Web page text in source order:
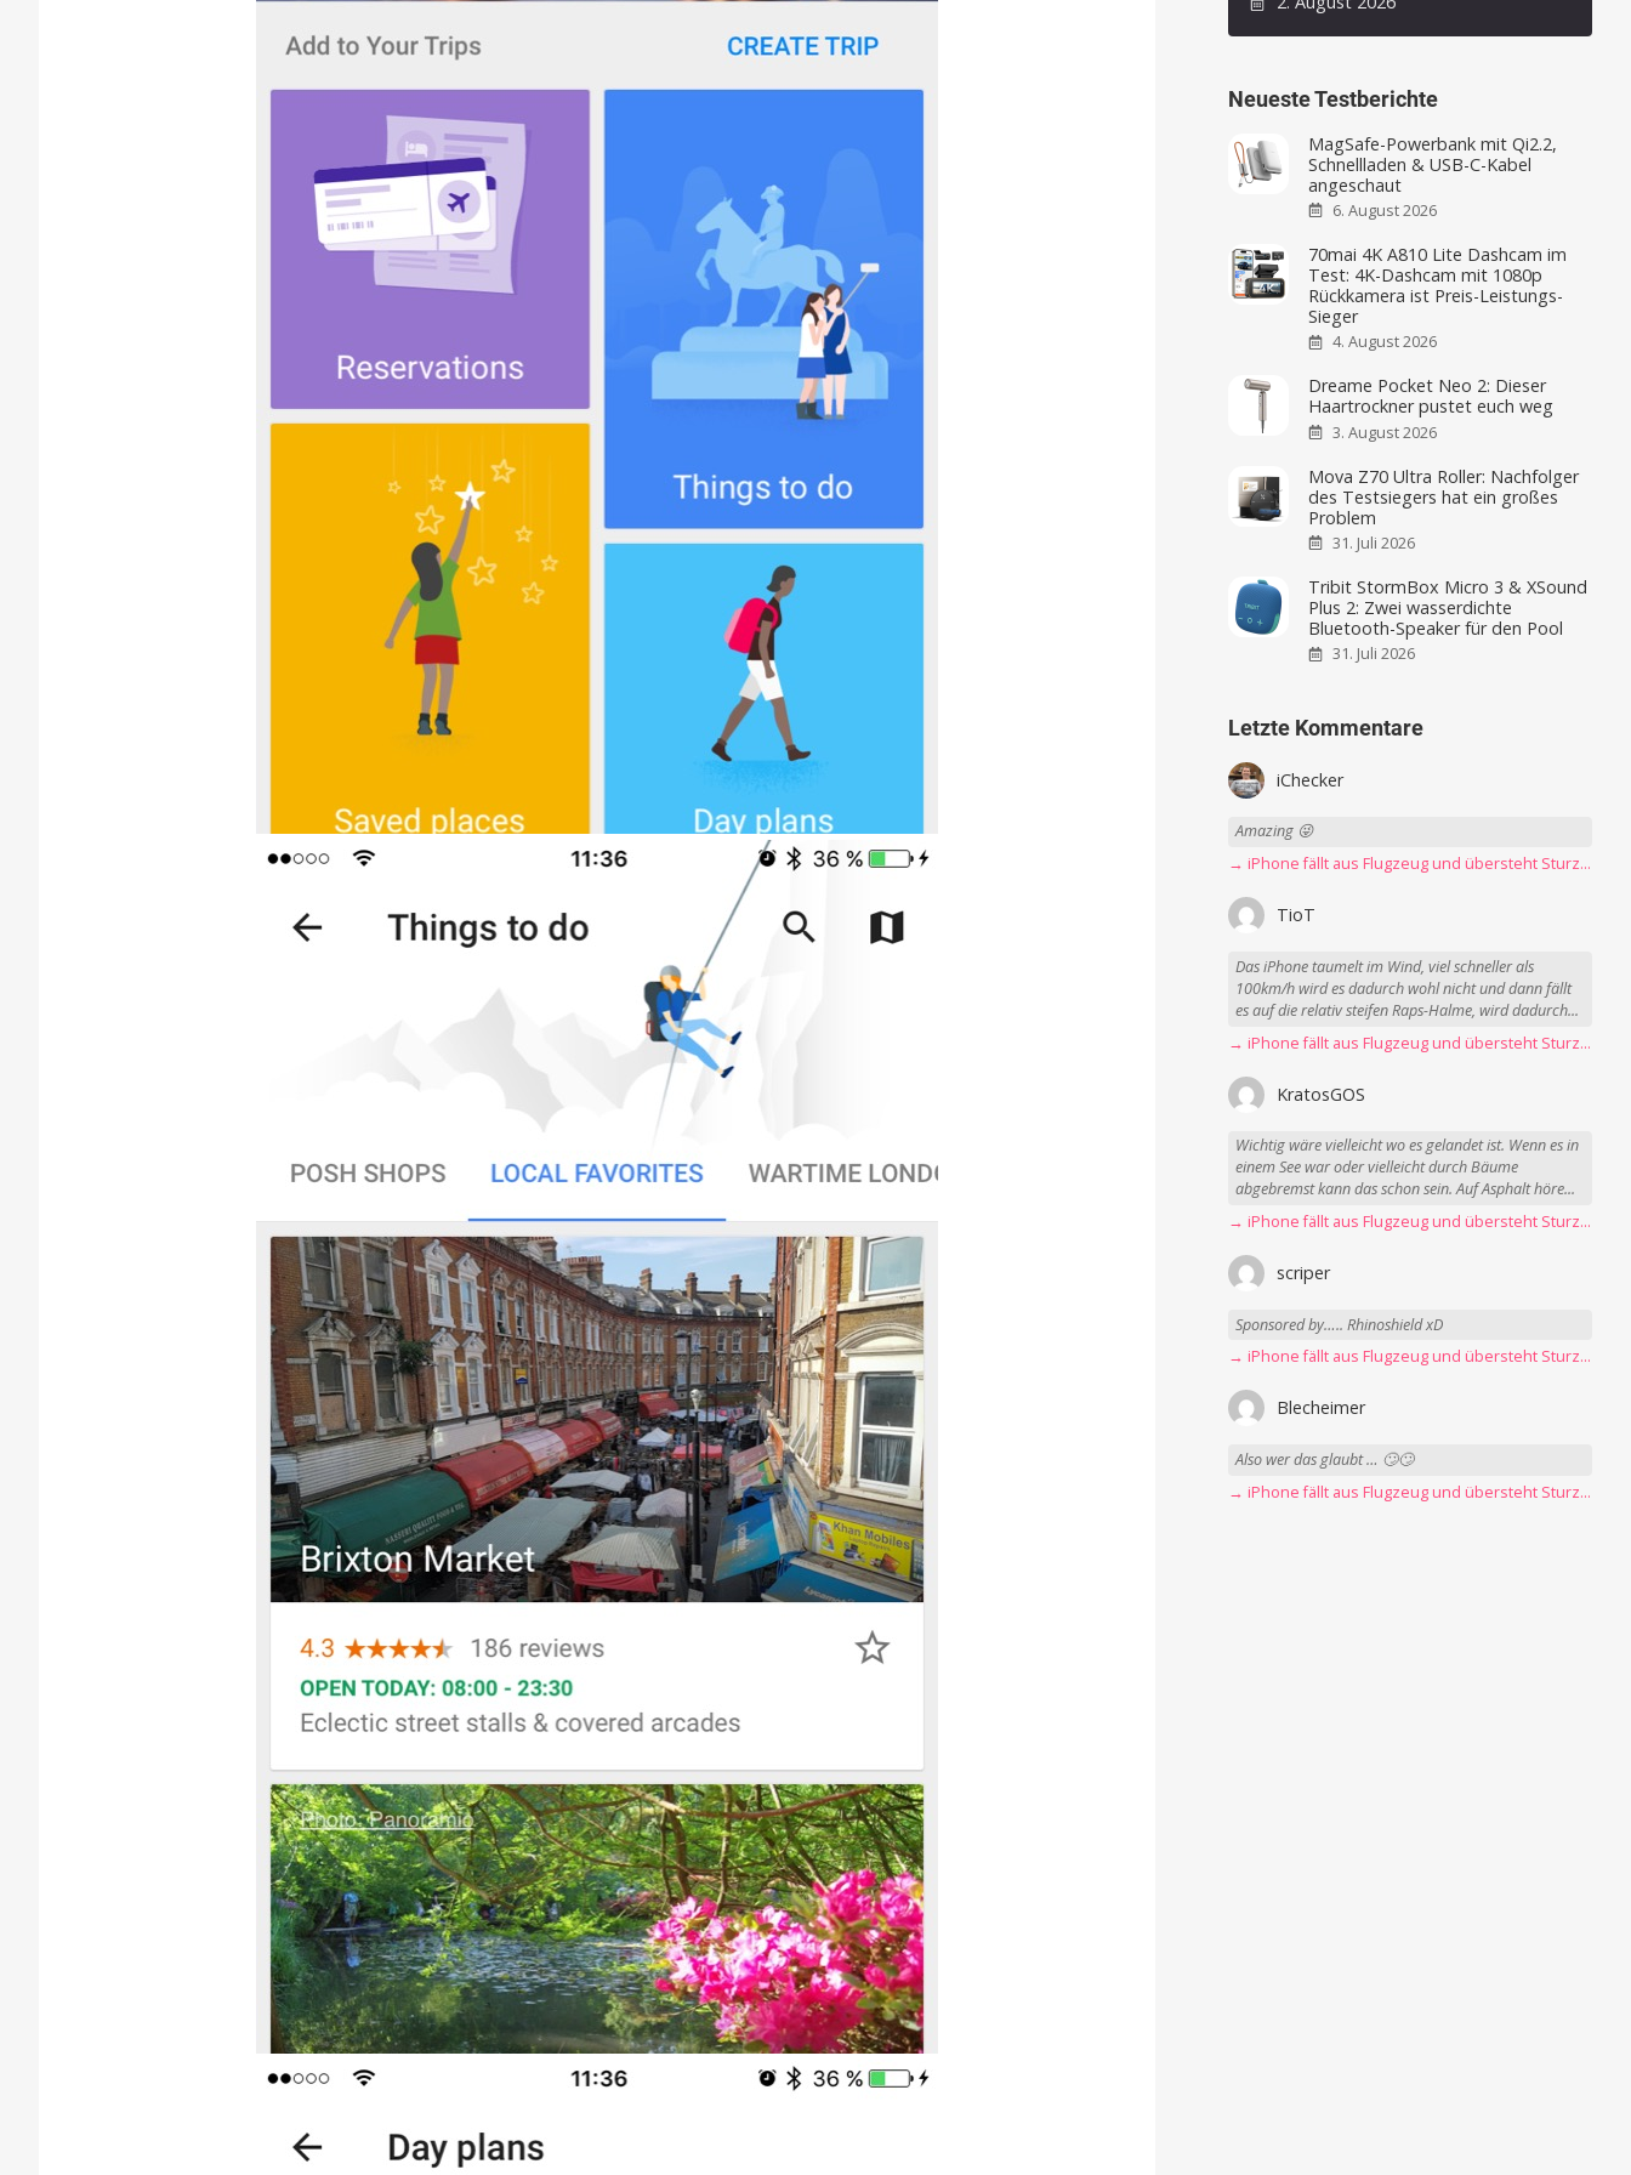
Neueste Testberichte
MagSafe-Powerbank mit Qi2.2,
Schnellladen & USB-C-Kabel
angeschaut
6. August 2026
70mai 4K A810 Lite Dashcam im
Test: 4K-Dashcam mit 1080p
Rückkamera ist Preis-Leistungs-
Sieger
4. August 2026
Dreame Pocket Neo 2: Dieser
Haartrockner pustet euch weg
3. August 2026
Mova Z70 Ultra Roller: Nachfolger
des Testsiegers hat ein großes
Problem
31. Juli 2026
Tribit StormBox Micro 3 & XSound
Plus 2: Zwei wasserdichte
Bluetooth-Speaker für den Pool
31. Juli 2026
Letzte Kommentare
iChecker
Amazing 😜
→ iPhone fällt aus Flugzeug und übersteht Sturz unbeschadet
TioT
Das iPhone taumelt im Wind, viel schneller als
100km/h wird es dadurch wohl nicht und dann fällt
es auf die relativ steifen Raps-Halme, wird dadurch...
→ iPhone fällt aus Flugzeug und übersteht Sturz unbeschadet
KratosGOS
Wichtig wäre vielleicht wo es gelandet ist. Wenn es in
einem See war oder vielleicht durch Bäume
abgebremst kann das schon sein. Auf Asphalt höre...
→ iPhone fällt aus Flugzeug und übersteht Sturz unbeschadet
scriper
Sponsored by….. Rhinoshield xD
→ iPhone fällt aus Flugzeug und übersteht Sturz unbeschadet
Blecheimer
Also wer das glaubt … 🙄🙄
→ iPhone fällt aus Flugzeug und übersteht Sturz unbeschadet